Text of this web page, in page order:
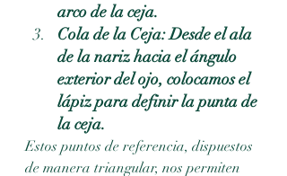
arco de la ceja.
Cola de la Ceja: Desde el ala
de la nariz hacia el ángulo
exterior del ojo, colocamos el
lápiz para definir la punta de
la ceja.
Estos puntos de referencia, dispuestos
de manera triangular, nos permiten